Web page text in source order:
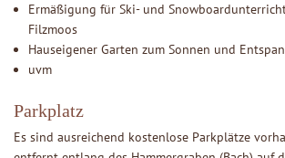
Ermäßigung für Ski- und
Filzmoos
Hauseigener Garten zum Sonnen und
uvm
Parkplatz
Es sind ausreichend kostenlose Parkplätze